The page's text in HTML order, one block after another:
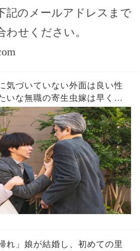
記のメールアドレスまで
わせください。
気づいていない外面は良い性
いな無職の寄生虫嫁は早く離
・義父「全て聞いたぞ」義母
レた結果w
れ」娘が結婚し、初めての里